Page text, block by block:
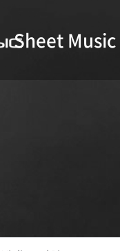
Sheet Music